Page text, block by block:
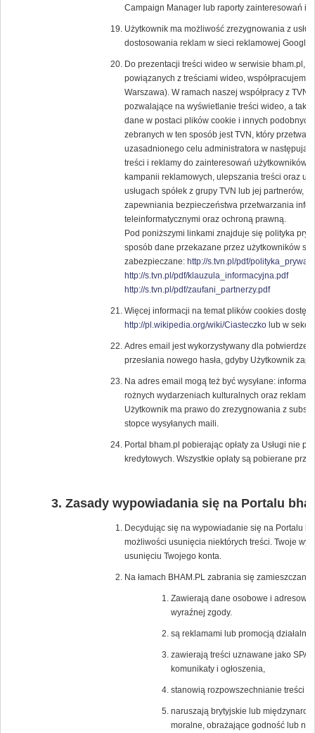
Campaign Manager lub raporty zainteresowań i
Użytkownik ma możliwość zrezygnowania z
dostosowania reklam w sieci reklamowej Google
Do prezentacji treści wideo w serwisie bham.pl,
powiązanych z treściami wideo, współpracujemy
Warszawa). W ramach naszej współpracy z
pozwalające na wyświetlanie treści wideo, a
dane w postaci plików cookie i innych
zebranych w ten sposób jest TVN, który
uzasadnionego celu administratora w
treści i reklamy do zainteresowań
kampanii reklamowych, ulepszania treści oraz
usługach spółek z grupy TVN lub jej partnerów,
zapewniania bezpieczeństwa przetwarzania
teleinformatycznymi oraz ochroną prawną.
Pod poniższymi linkami znajduje się polityka
sposób dane przekazane przez użytkowników
zabezpieczane: http://s.tvn.pl/pdf/
http://s.tvn.pl/pdf/klauzula_informacyjna.pdf
http://s.tvn.pl/pdf/zaufani_partnerzy.pdf
Więcej informacji na temat plików cookies
http://pl.wikipedia.org/wiki/Ciasteczkolub w sekcji
Adres email jest wykorzystywany dla
przesłania nowego hasła, gdyby Użytkownik
Na adres email mogą też być wysyłane:
rożnych wydarzeniach kulturalnych oraz reklamy
Użytkownik ma prawo do zrezygnowania z
stopce wysyłanych maili.
Portal bham.pl pobierając opłaty za Usługi nie
kredytowych. Wszystkie opłaty są pobierane
Zasady wypowiadania się na Portalu
Decydując się na wypowiadanie się na Portalu
możliwości usunięcia niektórych treści. Twoje
usunięciu Twojego konta.
Na łamach BHAM.PL zabrania się
Zawierają dane osobowe i
wyraźnej zgody.
są reklamami lub promocją
zawierają treści uznawane jako
komunikaty i ogłoszenia,
stanowią rozpowszechnianie treści
naruszają brytyjskie lub
moralne, obrażające godność lub